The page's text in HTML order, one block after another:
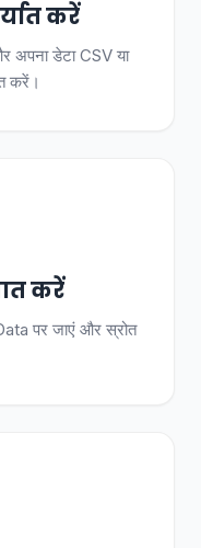
करें
अपना डेटा CSV या
करें।
करें
पर जाएं और स्रोत